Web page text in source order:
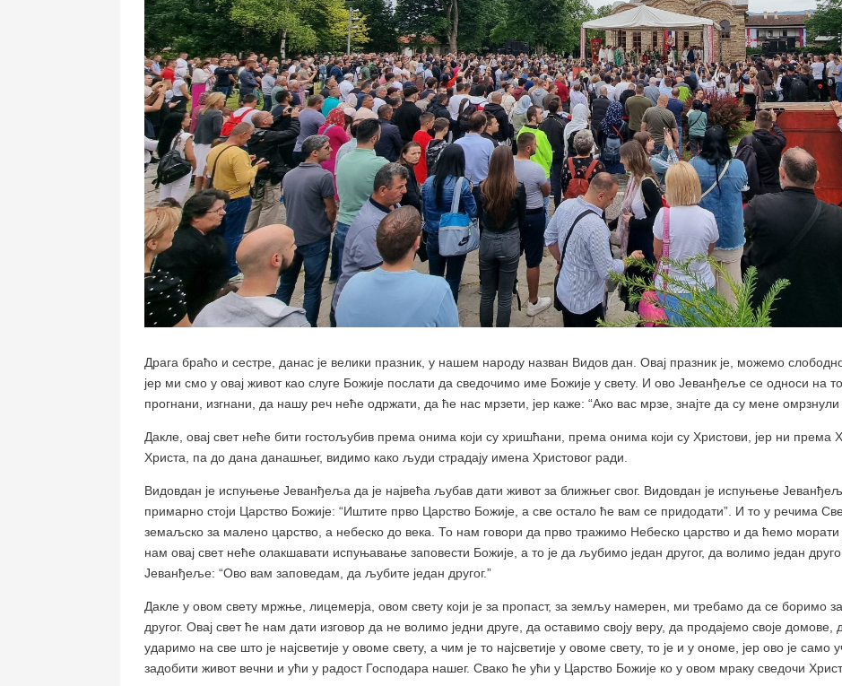
Драга браћо и сестре, данас је велики празник, у нашем народу назван Видов дан. Овај празник је, можемо
јер ми смо у овај живот као слуге Божије послати да сведочимо име Божије у свету. И ово Јеванђеље се односи на
прогнани, изгнани, да нашу реч неће одржати, да ће нас мрзети, јер каже: “Ако вас мрзе, знајте да су мене омрзнули
Дакле, овај свет неће бити гостољубив према онима који су хришћани, према онима који су Христови, јер ни према
Христа, па до дана данашњег, видимо како људи страдају имена Христовог ради.
Видовдан је испуњење Јеванђеља да је највећа љубав дати живот за ближњег свог. Видовдан је испуњење
примарно стоји Царство Божије: “Иштите прво Царство Божије, а све остало ће вам се придодати”. И то у речима
земаљско за малено царство, а небеско до века. То нам говори да прво тражимо Небеско царство и да ћемо
нам овај свет неће олакшавати испуњавање заповести Божије, а то је да љубимо један другог, да волимо један
Јеванђеље: “Ово вам заповедам, да љубите један другог.”
Дакле у овом свету мржње, лицемерја, овом свету који је за пропаст, за земљу намерен, ми требамо да се боримо
другог. Овај свет ће нам дати изговор да не волимо једни друге, да оставимо своју веру, да продајемо своје
ударимо на све што је најсветије у овоме свету, а чим је то најсветије у овоме свету, то је и у ономе, јер ово је само
задобити живот вечни и ући у радост Господара нашег. Свако ће ући у Царство Божије ко у овом мраку сведочи